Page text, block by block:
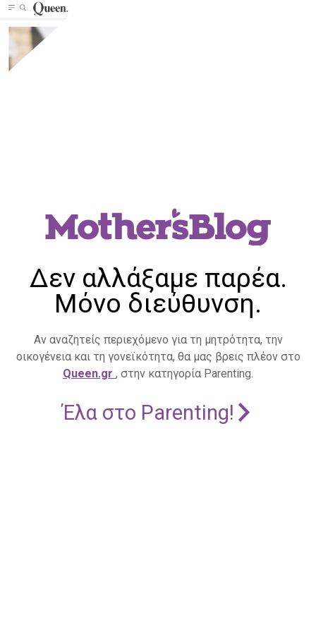
Δεν αλλάξαμε παρέα.
Μόνο διεύθυνση.
Αν αναζητείς περιεχόμενο για τη μητρότητα, την
οικογένεια και τη γονεϊκότητα, θα μας βρεις πλέον στο
Queen.gr , στην κατηγορία Parenting.
Έλα στο Parenting!